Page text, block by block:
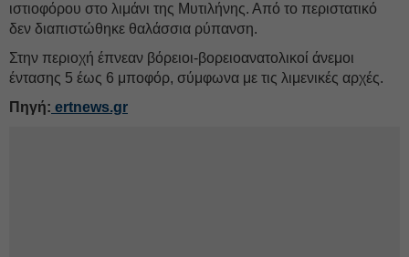
ιστιοφόρου στο λιμάνι της Μυτιλήνης. Από το περιστατικό
δεν διαπιστώθηκε θαλάσσια ρύπανση.
Στην περιοχή έπνεαν βόρειοι-βορειοανατολικοί άνεμοι
έντασης 5 έως 6 μποφόρ, σύμφωνα με τις λιμενικές αρχές.
Πηγή: ertnews.gr